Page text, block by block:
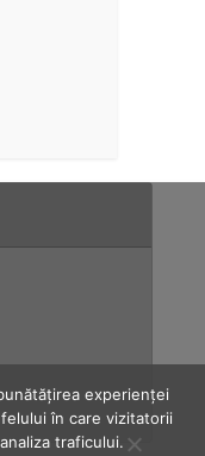
experienței
în care vizitatorii
traficului.